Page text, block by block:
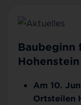
Baubeginn
Hohenstein
Am 10.
Ortsteilen